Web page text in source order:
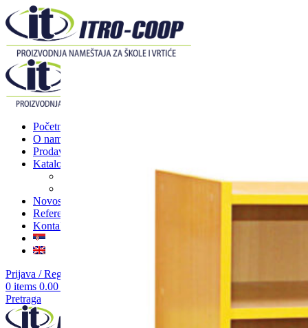
Početna
O nama
Prodavnica
Katalozi
Novosti
Reference
Kontakt
Prijava / Registracija
0 items 0.00
Pretraga